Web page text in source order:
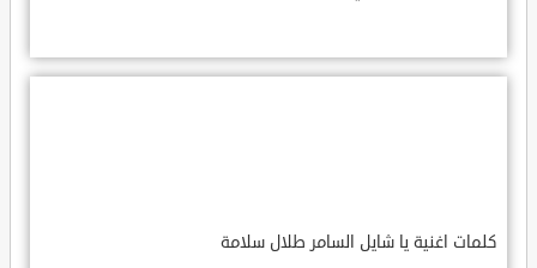
كلمات اغنية يا شايل السامر طلال سلامة